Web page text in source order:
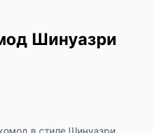
Шинуазри
в стиле Шинуазри